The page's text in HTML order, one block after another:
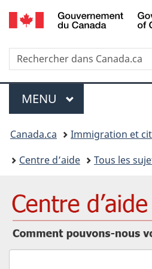
au
à
du
à
Recherche
Rechercher
dans
IRCC
Menu
MENU PRINCIPAL
Vous
êtes
Canada.ca
Immigration et
Centre d’aide
Tous les